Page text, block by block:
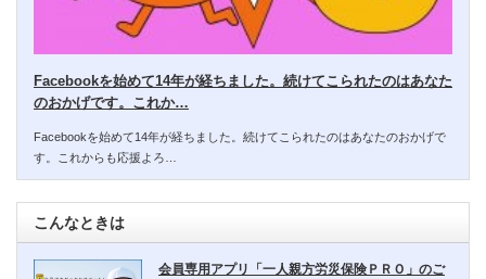
Facebookを始めて14年が経ちました。続けてこられたのはあなた
のおかげです。これか…
Facebookを始めて14年が経ちました。続けてこられたのはあなたのおかげで
す。これからも応援よろ…
こんなときは
会員専用アプリ「一人親方労災保険ＰＲＯ」のご